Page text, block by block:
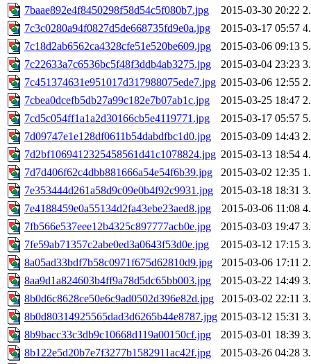
7baae892e4f8450298f58d54c5f080b7.jpg
2015-03-30 20:22
7c3c0280a94f0827d5de668735fd9e0a.jpg
2015-03-17 05:57
7c18d2ab6562ca4328cfe51e520be609.jpg
2015-03-06 09:13
7c22633a7c6536bc5f48f3ddb4ab3275.jpg
2015-03-04 23:23
7c451374631e951017d317988075ede7.jpg 2015-03-06 12:55
7cbea0dcefb5db27a99c182e7b07ab1c.jpg
2015-03-25 18:47
7cd5c054ff1a1a2d30166cb5e4119771.jpg
2015-03-17 05:57
7d09747e1e128df0611b54dabdfbc1d0.jpg
2015-03-09 14:43
7d2bf1069412325458561d41c1078824.jpg 2015-03-13 18:54
7d7d406f62c4dbb881666a54e54f6b39.jpg
2015-03-02 12:35
7e353444d261a58d9c09e0b4f92c9931.jpg
2015-03-18 18:31
7e4188459e0a55134d2fa43ebe23aed8.jpg
2015-03-06 11:08
7fb566e537eee12b4325c897777acb0e.jpg
2015-03-03 19:47
7fe59ab71357c2abe0ed3a0643f53d0e.jpg
2015-03-12 17:15
8a05ad33bdf7b58c0971f675d62810d9.jpg
2015-03-06 17:11
8aa9d1a824603b4ff9a78d5dc65bb003.jpg
2015-03-22 14:49
8b0d6c8628ce50e6c9ad0502d396e82d.jpg
2015-03-02 22:11
8b0d80314925565dad3d6265b44e8787.jpg 2015-03-12 15:31
8b9bacc33c3db9c10668d119a00150cf.jpg
2015-03-01 18:39
8b122e5d20b7e7f3277b1582911ac42f.jpg
2015-03-26 04:28